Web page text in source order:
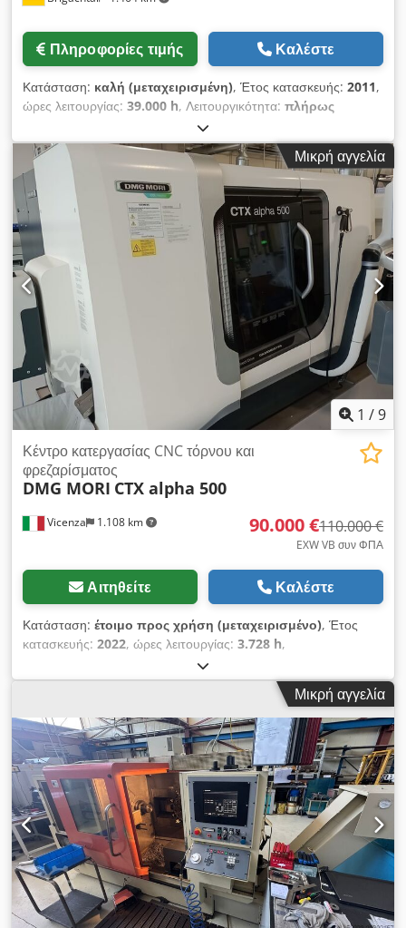
Πληροφορίες τιμής Καλέστε
Κατάσταση: καλή (μεταχειρισμένη), Έτος κατασκευής: 2011,
ώρες λειτουργίας: 39.000 h, Λειτουργικότητα: πλήρως
, Σύστημα ελέγχου Siemens 840D, διάμετρος
οπής άξονα 52 mm, πολυθέσιο τυμπάνι (12 θέσεις), πρότυπο
VDI 30, άξονας Υ, αντίθετος άξονας, βραχίονας μέτρησης
εργαλείων, σύστημα μεταφοράς ροκανιδιών, Chjdpfozrhwrsx
Anqja σύστημα υψηλής πίεσης, ποικιλία αξεσουάρ.
Μικρή αγγελία
1 /9
Vicenza 1.108 km
Κέντρο κατεργασίας CNC τόρνου και
φρεζαρίσματος
DMG MORI CTX alpha 500
90.000 €110.000 €
EXW VB συν ΦΠΑ
Αιτηθείτε Καλέστε
Κατάσταση: έτοιμο προς χρήση (μεταχειρισμένο), Έτος
κατασκευής: 2022, ώρες λειτουργίας: 3.728 h,
πλήρως λειτουργικό
οχήματος:0040001634C, μήκος τόρνευσης:500 χιλ.,
, ισχύς κινητήρα ατράκτου:
1.400 W
, ταχύτητα ατράκτου (ελάχ.):5.000 στρ./λ., μέγιστη
ταχύτητα ατράκτου:6.000 στρ./λ., οπέρα άξονα:170 χιλ.,
διαδρομή άξονα Χ:210 χιλ., διαδρομή άξονα Y:525 χιλ.,
διαδρομή άξονα Z:525 χιλ., ταχεία μετατόπιση άξονα X:30 μ/
λεπτό, ταχεία μετακίνηση άξονας Y:22 μ/λεπτό, ταχεία
μετακίνηση άξονα Z:30 μ/λεπτό, ροπή στρέψης:171.192
Nm, δύναμη τροφοδοσίας άξονα Χ:3 N, Το DMG MORI CTX
Alpha 500 κατασκευάστηκε το 2022. Αυτό το ευέλικτο κέντρο
τόρνου είναι εξοπλισμένο με ελεγκτή Siemens και LNZ Quick
Load Servo 80S2. Βάρος: 4.300 kg. Επικοινωνήστε μαζί μας
για περισσότερες πληροφορίες σχετικά με το μηχάνημα.
Μικρή αγγελία